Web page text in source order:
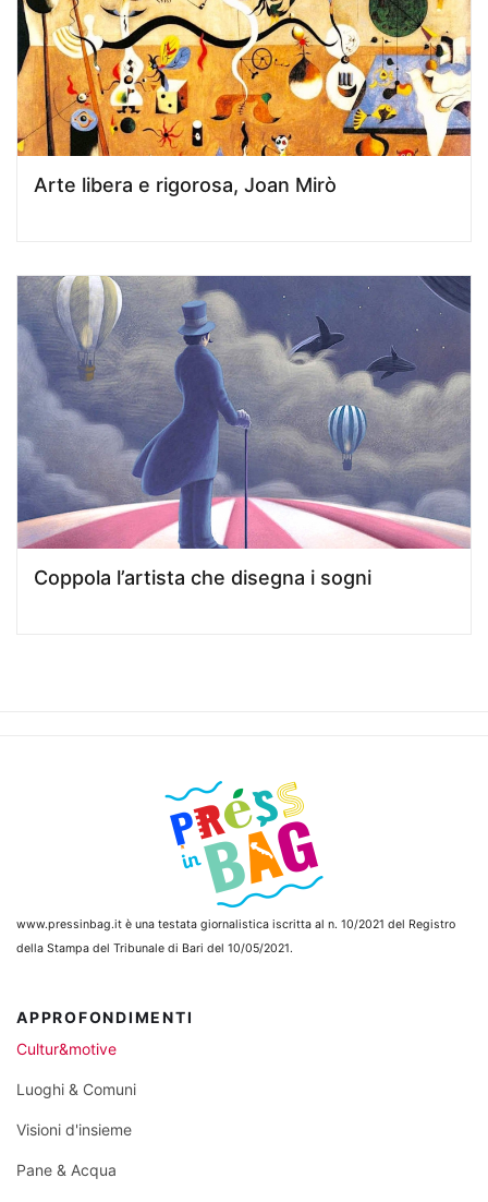
Arte libera e rigorosa, Joan Mirò
Coppola l’artista che disegna i sogni
www.pressinbag.it è una testata giornalistica iscritta al n. 10/2021 del Registro
della Stampa del Tribunale di Bari del 10/05/2021.
APPROFONDIMENTI
Cultur&motive
Luoghi & Comuni
Visioni d'insieme
Pane & Acqua